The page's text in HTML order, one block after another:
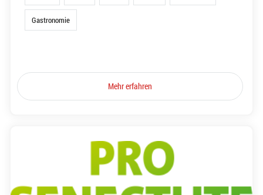
Gastronomie
Mehr erfahren